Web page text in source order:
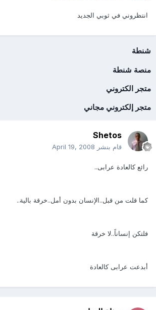
انتظروني في ثوبي الجديد
شنطة
منصة شنطة
متجر الكتروني
متجر إلكتروني مجاني
Shetos
قام بنشر April 19, 2008
رائع كالعادة عرابى..
كما قلت من قبل..الإنسان بدون أمل..خرقة بالية..
فلتكن إنساناً..لا خرقة
أبدعت عرابى كالعادة